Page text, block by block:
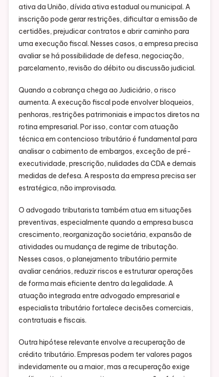
ativa da União, dívida ativa estadual ou municipal. A
inscrição pode gerar restrições, dificultar a emissão de
certidões, prejudicar contratos e abrir caminho para
uma execução fiscal. Nesses casos, a empresa precisa
avaliar se há possibilidade de defesa, negociação,
parcelamento, revisão do débito ou discussão judicial.
Quando a cobrança chega ao Judiciário, o risco
aumenta. A execução fiscal pode envolver bloqueios,
penhoras, restrições patrimoniais e impactos diretos na
rotina empresarial. Por isso, contar com atuação
técnica em contencioso tributário é fundamental para
analisar o cabimento de embargos, exceção de pré-
executividade, prescrição, nulidades da CDA e demais
medidas de defesa. A resposta da empresa precisa ser
estratégica, não improvisada.
O advogado tributarista também atua em situações
preventivas, especialmente quando a empresa busca
crescimento, reorganização societária, expansão de
atividades ou mudança de regime de tributação.
Nesses casos, o planejamento tributário permite
avaliar cenários, reduzir riscos e estruturar operações
de forma mais eficiente dentro da legalidade. A
atuação integrada entre advogado empresarial e
especialista tributário fortalece decisões comerciais,
contratuais e fiscais.
Outra hipótese relevante envolve a recuperação de
crédito tributário. Empresas podem ter valores pagos
indevidamente ou a maior, mas a recuperação exige